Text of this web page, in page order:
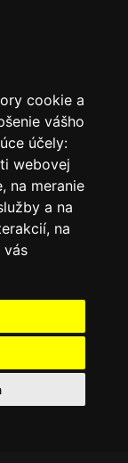
cookie a
vášho
účely:
webovej
, na meranie
a na
, na
vás